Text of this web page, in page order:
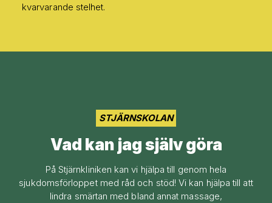
kvarvarande stelhet.
STJÄRNSKOLAN
Vad kan jag själv göra
På Stjärnkliniken kan vi hjälpa till genom hela
sjukdomsförloppet med råd och stöd! Vi kan hjälpa till att
lindra smärtan med bland annat massage,